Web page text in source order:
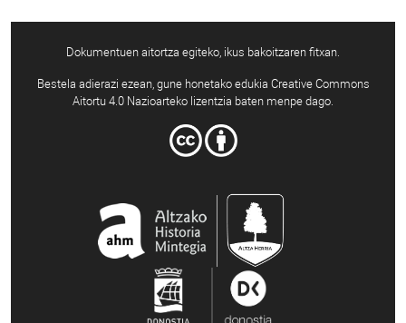
Dokumentuen aitortza egiteko, ikus bakoitzaren fitxan.
Bestela adierazi ezean, gune honetako edukia Creative Commons
Aitortu 4.0 Nazioarteko lizentzia baten menpe dago.